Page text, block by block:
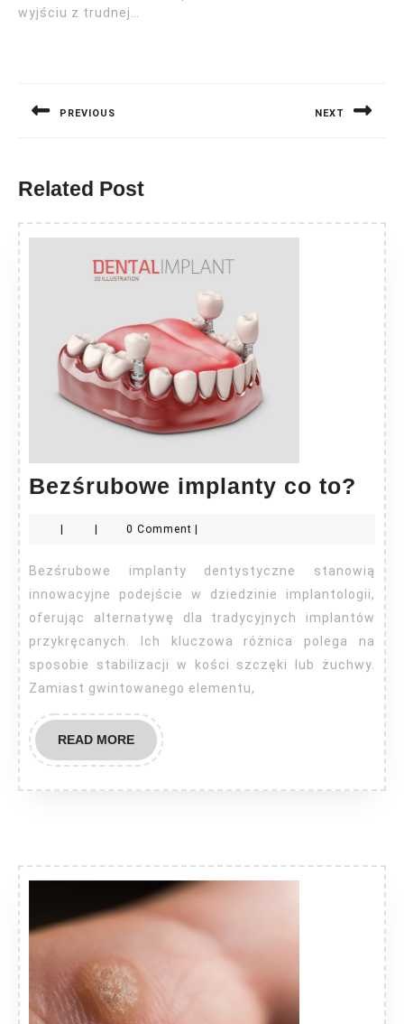
wyjściu z trudnej…
PREVIOUS NEXT
Related Post
Bezśrubowe implanty co to?
to?
0 Comment
Bezśrubowe implanty dentystyczne stanowią
innowacyjne podejście w dziedzinie implantologii,
oferując alternatywę dla tradycyjnych implantów
przykręcanych. Ich kluczowa różnica polega na
sposobie stabilizacji w kości szczęki lub żuchwy.
Zamiast gwintowanego elementu,
READ MOREREAD
MORE